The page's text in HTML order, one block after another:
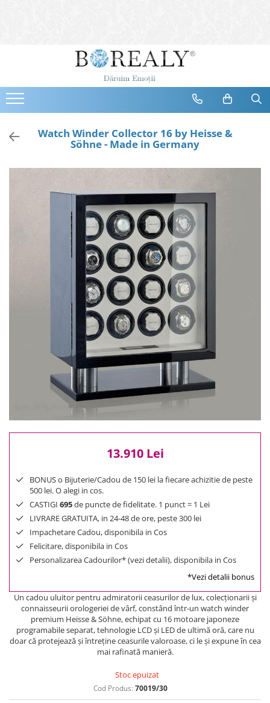
Bijuterii
Cercei
Bratari
Coliere
Tiare
Destinatari
Bijuterii Femei
Bijuterii Mirese
Cele mai vandute
Cele mai votate
0 Lei - 100 Lei
100 Lei - 200 Lei
200 Lei - 300 Lei
300 Lei - 500 Lei
Watch Winder Collector 16 by Heisse &
Söhne - Made in Germany
13.910 Lei
BONUS o Bijuterie/Cadou de 150 lei la fiecare achizitie de peste
500 lei. O alegi in cos.
CASTIGI 695de puncte de fidelitate. 1 punct = 1 Lei
LIVRARE GRATUITA, in 24-48 de ore, peste 300 lei
Impachetare Cadou, disponibila in Cos
Felicitare, disponibila in Cos
Personalizarea Cadourilor* (vezi detalii), disponibila in Cos
*Vezi detalii bonus
Un cadou uluitor pentru admiratorii ceasurilor de lux, colecţionarii şi
connaisseurii orologeriei de vârf, constând într-un watch winder
premium Heisse & Söhne, echipat cu 16 motoare japoneze
programabile separat, tehnologie LCD şi LED de ultimă oră, care nu
doar că protejează şi întreţine ceasurile valoroase, ci le şi expune în cea
mai rafinată manieră.
Stoc epuizat
Cod Produs: 70019/30